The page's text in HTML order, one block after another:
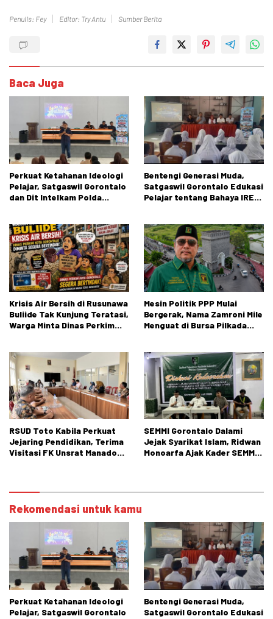
Penulis: Fey Editor: Try Antu Sumber Berita
Baca Juga
Perkuat Ketahanan Ideologi
Pelajar, Satgaswil Gorontalo
dan Dit Intelkam Polda
Negeri 1 Kabila
Bentengi Generasi Muda,
Satgaswil Gorontalo Edukasi
Pelajar tentang Bahaya IRET,
Krisis Air Bersih di Rusunawa
Buliide Tak Kunjung Teratasi,
Warga Minta Dinas Perkim
Mesin Politik PPP Mulai
Bergerak, Nama Zamroni Mile
Menguat di Bursa Pilkada
RSUD Toto Kabila Perkuat
Jejaring Pendidikan, Terima
Visitasi FK Unsrat Manado
SEMMI Gorontalo Dalami
Jejak Syarikat Islam, Ridwan
Monoarfa Ajak Kader SEMMI
Rekomendasi untuk kamu
Perkuat Ketahanan Ideologi
Pelajar, Satgaswil Gorontalo
Bentengi Generasi Muda,
Satgaswil Gorontalo Edukasi